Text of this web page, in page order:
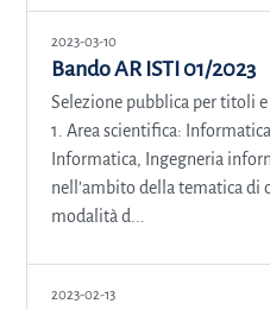
2023-03-10
Bando AR ISTI 01/2023
Selezione pubblica per titoli
1. Area scientifica:
Informatica, Ingegneria
nell’ambito della tematica di
modalità d...
2023-02-13